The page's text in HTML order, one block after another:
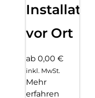
Installation
vor Ort
ab 0,00 €
inkl. MwSt.
Mehr
erfahren